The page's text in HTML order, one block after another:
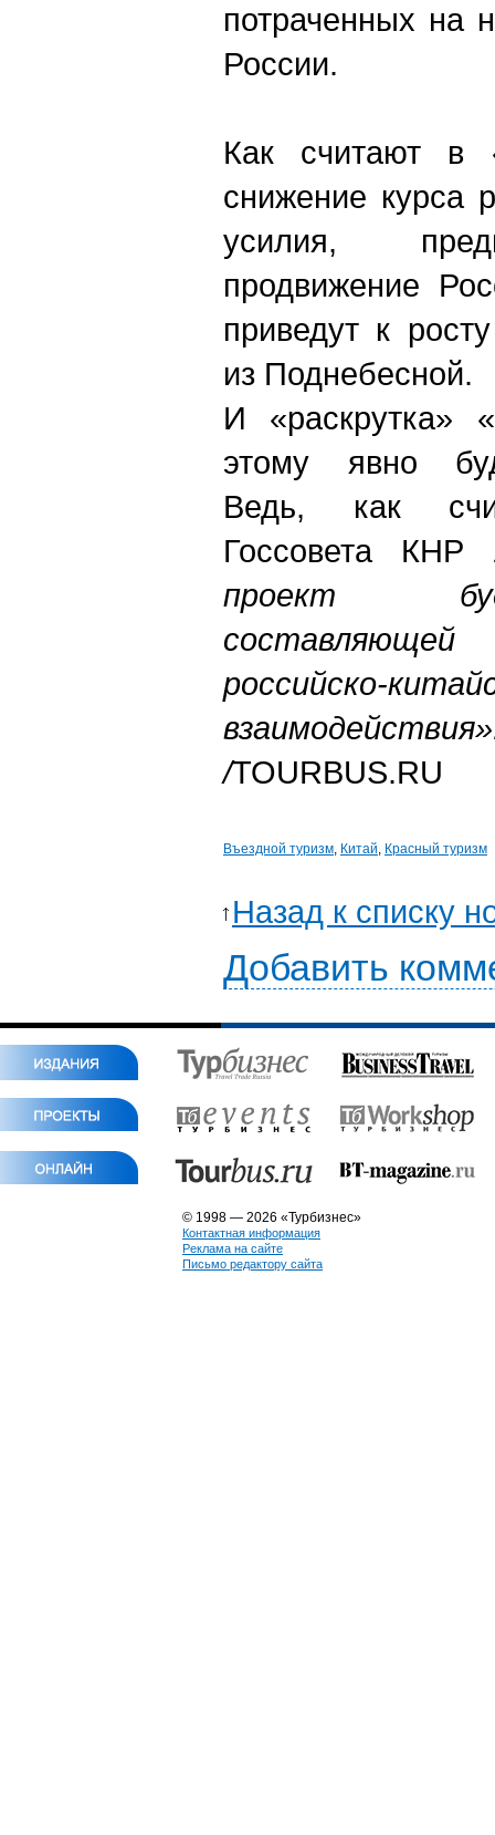
потраченных на
России.
Как считают в
снижение курса
усилия,
продвижение
приведут к
из Поднебесной.
И «раскрутка»
этому явно
Ведь, как
Госсовета
проект
российско-
/TOURBUS.RU
Въездной туризм, Китай, Красный туризм
Назад к списку
Добавить
© 1998 — 2026 «Турбизнес»
Контактная информация
Реклама на сайте
Письмо редактору сайта